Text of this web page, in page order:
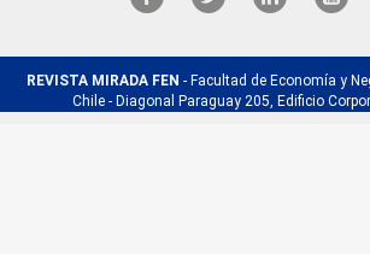
REVISTA MIRADA FEN - Facultad de Economía y
Chile - Diagonal Paraguay 205, Edificio